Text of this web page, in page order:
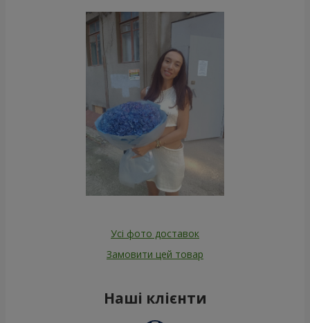
Усі фото доставок
Замовити цей товар
Наші клієнти